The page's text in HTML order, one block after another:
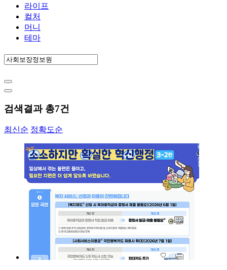
라이프
컬처
머니
테마
검색결과 총7건
최신순 정확도순